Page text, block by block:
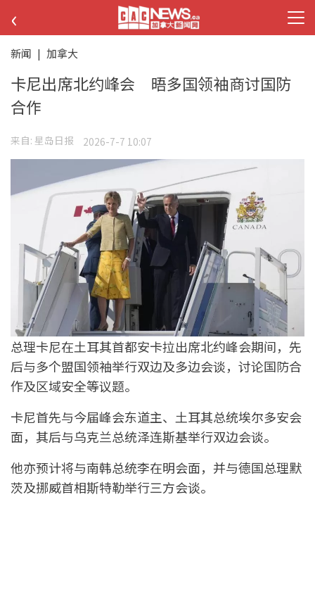
‹
新闻 | 加拿大
卡尼出席北约峰会 晤多国领袖商讨国防
合作
来自: 星岛日报 2026-7-7 10:07
总理卡尼在土耳其首都安卡拉出席北约峰会期间，先
后与多个盟国领袖举行双边及多边会谈，讨论国防合
作及区域安全等议题。
卡尼首先与今届峰会东道主、土耳其总统埃尔多安会
面，其后与乌克兰总统泽连斯基举行双边会谈。
他亦预计将与南韩总统李在明会面，并与德国总理默
茨及挪威首相斯特勒举行三方会谈。